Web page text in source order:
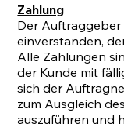
Zahlung
Der
einverstanden,
Alle Zahlungen
der Kunde mit
sich der
zum Ausgleich
auszuführen und